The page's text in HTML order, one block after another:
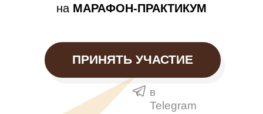
ПРИНЯТЬ УЧАСТИЕ
на МАРАФОН-ПРАКТИКУМ
в
Telegram